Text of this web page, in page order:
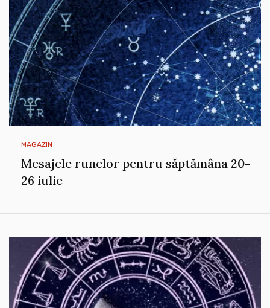
MAGAZIN
Mesajele runelor pentru săptămâna 20-
26 iulie